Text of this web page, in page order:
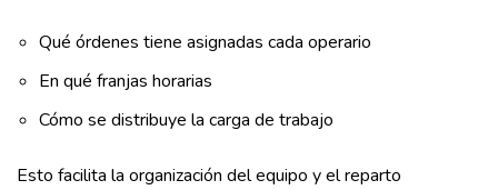
Qué órdenes tiene asignadas cada operario
En qué franjas horarias
Cómo se distribuye la carga de trabajo
Esto facilita la organización del equipo y el reparto